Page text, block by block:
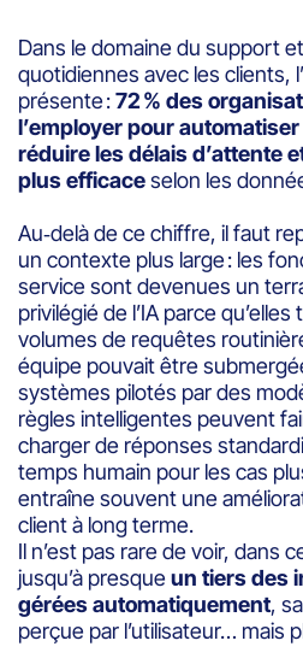
Dans le domaine du support
quotidiennes avec les clients,
présente :72 % des
l’employer pour
réduire les délais d’attente
plus efficaceselon les
Au‑delà de ce chiffre, il faut
un contexte plus large : les
service sont devenues un
privilégié de l’IA parce
volumes de requêtes
équipe pouvait être
systèmes pilotés par des
règles intelligentes peuvent
charger de réponses
temps humain pour les cas
entraîne souvent une
client à long terme.
Il n’est pas rare de voir, dans
jusqu’à presqueun tiers des
gérées automatiquement,
perçue par l’utilisateur… mais